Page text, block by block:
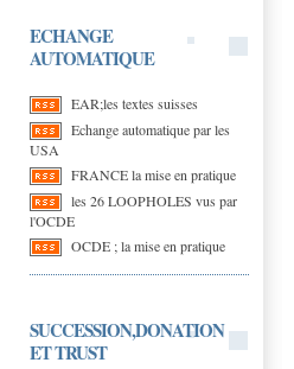
ECHANGE
AUTOMATIQUE
EAR;les textes suisses
Echange automatique par les
USA
FRANCE la mise en pratique
les 26 LOOPHOLES vus par
l'OCDE
OCDE ; la mise en pratique
SUCCESSION,DONATION
ET TRUST